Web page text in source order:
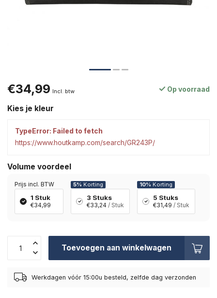
€34,99 Incl. btw Op voorraad
Kies je kleur
TypeError: Failed to fetch
https://www.houtkamp.com/search/GR243P/
Volume voordeel
Prijs incl. BTW
1 Stuk
€34,99
5% Korting
3 Stuks
€33,24 / Stuk
10% Korting
5 Stuks
€31,49 / Stuk
Toevoegen aan winkelwagen
Werkdagen vóór 15:00u besteld, zelfde dag verzonden